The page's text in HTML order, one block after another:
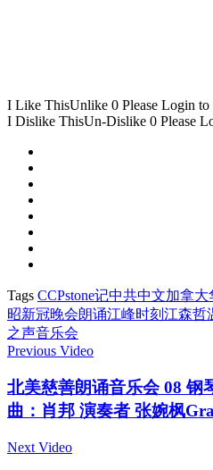
I Like ThisUnlike 0 Please Login to
I Dislike ThisUn-Dislike 0 Please
Tags CCPstone记中共中文加拿大
昭新冠晚会朗诵江峰时刻 江森哲
之声音乐会
Previous Video
北美慈善朗诵音乐会 08 钢
曲：肖邦 演奏者 张婉枫
Next Video